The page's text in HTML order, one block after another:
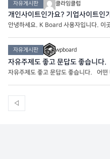
자유게시판 클라임클럽
개인사이트인가요? 기업사이트인
안녕하세요. K Board 사용자입니다. 이
자유게시판 wpboard
자유주제도 좋고 문답도 좋습니다.
자유주제도 좋고 문답도 좋습니다. 어
◁